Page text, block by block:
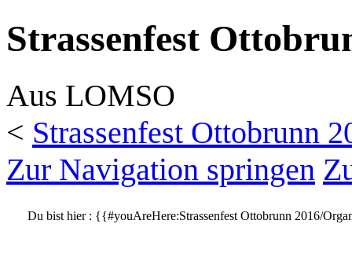
Strassenfest
Aus LOMSO
< Strassenfest Ottobrunn
Zur Navigation springen
Du bist hier : {{#youAreHere:Strassenfest Ottobrunn 2016/